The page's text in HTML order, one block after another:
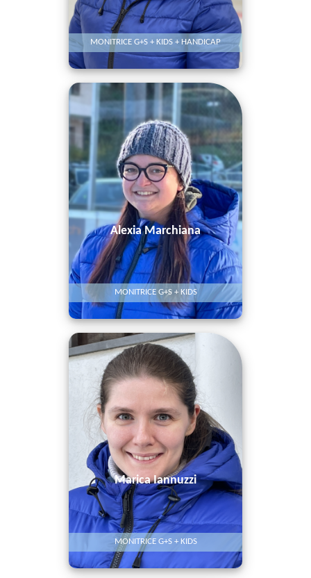
MONITRICE G+S + KIDS + HANDICAP
Alexia Marchiana
MONITRICE G+S + KIDS
Marica Iannuzzi
MONITRICE G+S + KIDS